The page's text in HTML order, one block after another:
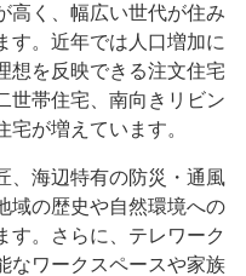
高く、幅広い世代が住み
す。近年では人口増加に
想を反映できる注文住宅
世帯住宅、南向きリビン
が増えています。
、海辺特有の防災・通風
域の歴史や自然環境への
す。さらに、テレワーク
なワークスペースや家族